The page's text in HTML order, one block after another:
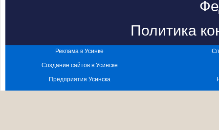
Политика
Реклама в Усинке
Создание сайтов в Усинске
Предприятия Усинска